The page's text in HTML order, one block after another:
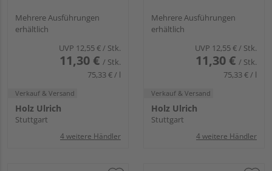
Mehrere Ausführungen
erhältlich
UVP 12,55 €/ Stk.
11,30 € / Stk.
75,33 € / l
Verkauf & Versand
Holz Ulrich
Stuttgart
4 weitere Händler
Mehrere Ausführungen
erhältlich
UVP 12,55 €/ Stk.
11,30 € / Stk.
75,33 € / l
Verkauf & Versand
Holz Ulrich
Stuttgart
4 weitere Händler